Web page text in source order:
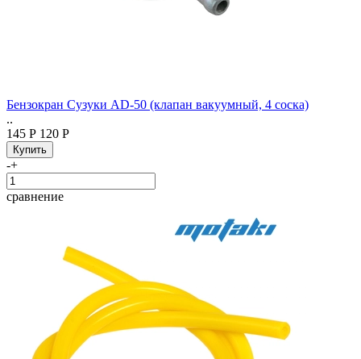
Бензокран Сузуки AD-50 (клапан вакуумный, 4 соска)
..
145 Р 120 Р
-+
сравнение